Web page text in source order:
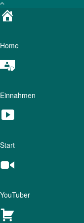
Home
Einnahmen
Start
YouTuber